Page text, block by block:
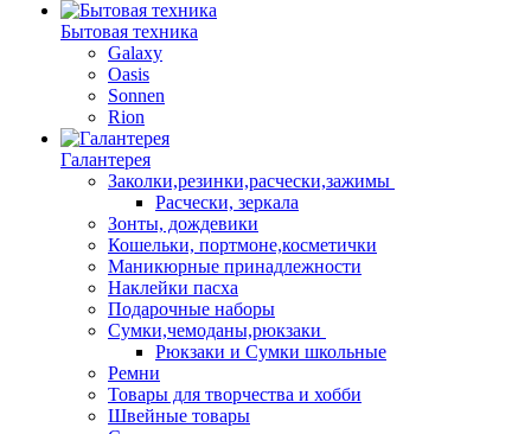
Бытовая техника
Galaxy
Oasis
Sonnen
Rion
Галантерея
Заколки,резинки,расчески,зажимы
Расчески, зеркала
Зонты, дождевики
Кошельки, портмоне,косметички
Маникюрные принадлежности
Наклейки пасха
Подарочные наборы
Сумки,чемоданы,рюкзаки
Рюкзаки и Сумки школьные
Ремни
Товары для творчества и хобби
Швейные товары